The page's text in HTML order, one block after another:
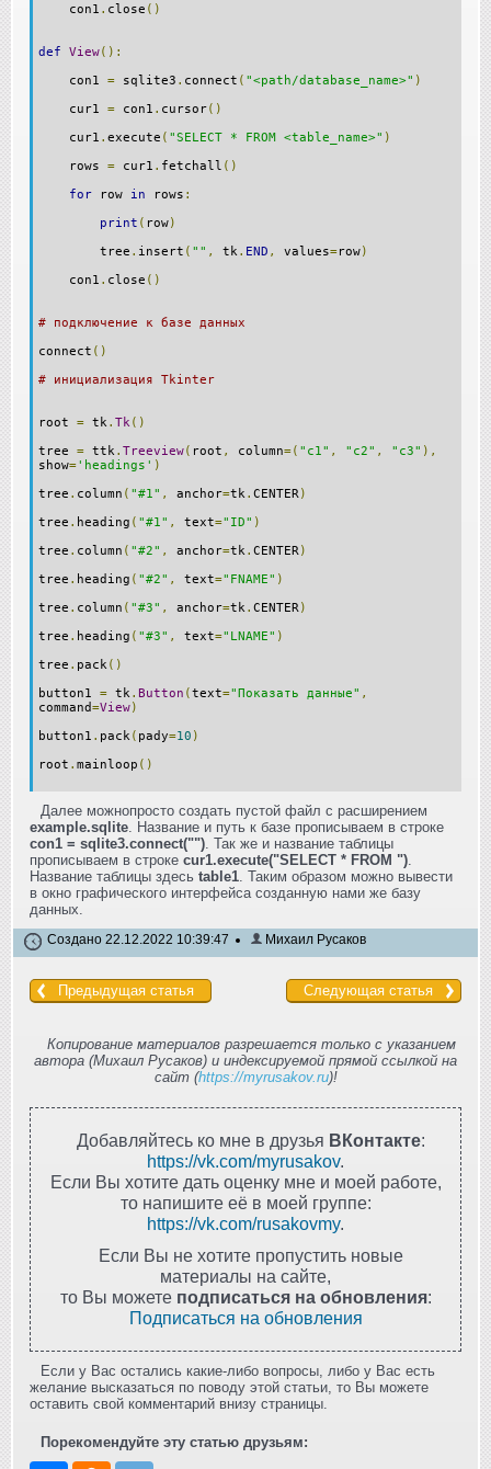
con1 . close ()
def View():
con1 = sqlite3 . connect ( "<path/database_name>" )
cur1 = con1 . cursor()
cur1 . execute ( "SELECT * FROM <table_name>" )
rows = cur1 . fetchall ()
for row in rows :
print ( row)
tree . insert ( "" , tk. END , values=row)
con1 . close ()
# подключение к базе данных
connect ()
# инициализация Tkinter
root = tk. Tk()
tree = ttk. Treeview( root , column=( "c1" , "c2" , "c3" ),
show='headings' )
tree . column ( "#1" , anchor=tk. CENTER)
tree . heading ( "#1" , text="ID" )
tree . column ( "#2" , anchor=tk. CENTER)
tree . heading ( "#2" , text="FNAME" )
tree . column ( "#3" , anchor=tk. CENTER)
tree . heading ( "#3" , text="LNAME" )
tree . pack()
button1 = tk. Button (text="Показать данные" ,
command=View)
button1 . pack( pady=10 )
root . mainloop ()
Далее можнопросто создать пустой файл с расширением
example.sqlite . Название и путь к базе прописываем в строке
con1 = sqlite3.connect("") . Так же и название таблицы
прописываем в строке cur1.execute("SELECT * FROM ")
Название таблицы здесь table1 . Таким образом можно вывести
в окно графического интерфейса созданную нами же базу
данных.
Создано 22.12.2022 10:39:47 Михаил Русаков
Предыдущая статья Следующая статья
Копирование материалов разрешается только с указанием
автора (Михаил Русаков) и индексируемой прямой ссылкой на
сайт (https://myrusakov.ru)!
Добавляйтесь ко мне в друзья ВКонтакте:
https://vk.com/myrusakov.
Если Вы хотите дать оценку мне и моей работе,
то напишите её в моей группе:
https://vk.com/rusakovmy.
Если Вы не хотите пропустить новые
материалы на сайте,
то Вы можете подписаться на обновления:
Подписаться на обновления
Если у Вас остались какие-либо вопросы, либо у Вас есть
желание высказаться по поводу этой статьи, то Вы можете
оставить свой комментарий внизу страницы.
Порекомендуйте эту статью друзьям: